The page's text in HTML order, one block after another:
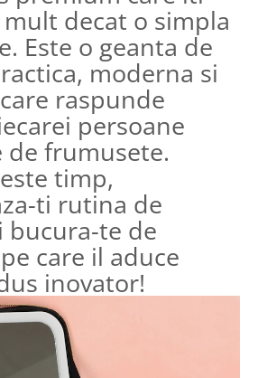
decat o simpla
Este o geanta de
moderna si
raspunde
persoane
de frumusete.
timp,
ti rutina de
bucura-te de
care il aduce
inovator!